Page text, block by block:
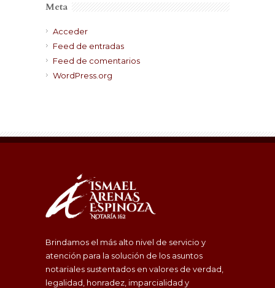
Meta
Acceder
Feed de entradas
Feed de comentarios
WordPress.org
Brindamos el más alto nivel de servicio y
atención para la solución de los asuntos
notariales sustentados en valores de verdad,
legalidad, honradez, imparcialidad y